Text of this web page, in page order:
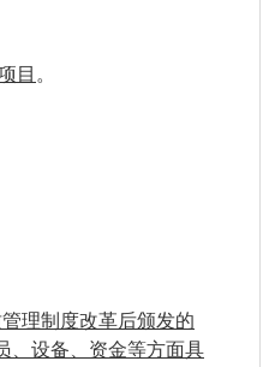
目 。
理制度改革后颁发的
、设备、资金等方面具